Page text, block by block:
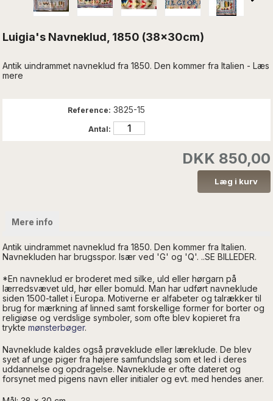
Luigia's Navneklud, 1850 (38x30cm)
Antik uindrammet navneklud fra 1850. Den kommer fra Italien - Læs
mere
Reference: 3825-15
Antal:
DKK 850,00
Mere info
Antik uindrammet navneklud fra 1850. Den kommer fra Italien.
Navnekluden har brugsspor. Især ved 'G' og 'Q'. ..SE BILLEDER.
*En navneklud er broderet med silke, uld eller hørgarn på
lærredsvævet uld, hør eller bomuld. Man har udført navneklude
siden 1500-tallet i Europa. Motiverne er alfabeter og talrækker til
brug for mærkning af linned samt forskellige former for borter og
religiøse og verdslige symboler, som ofte blev kopieret fra
tryktemønsterbøger.
Navneklude kaldes også prøveklude eller læreklude. De blev
syet af unge piger fra højere samfundslag som et led i deres
uddannelse og opdragelse. Navneklude er ofte dateret og
forsynet med pigens navn eller initialer og evt. med hendes aner.